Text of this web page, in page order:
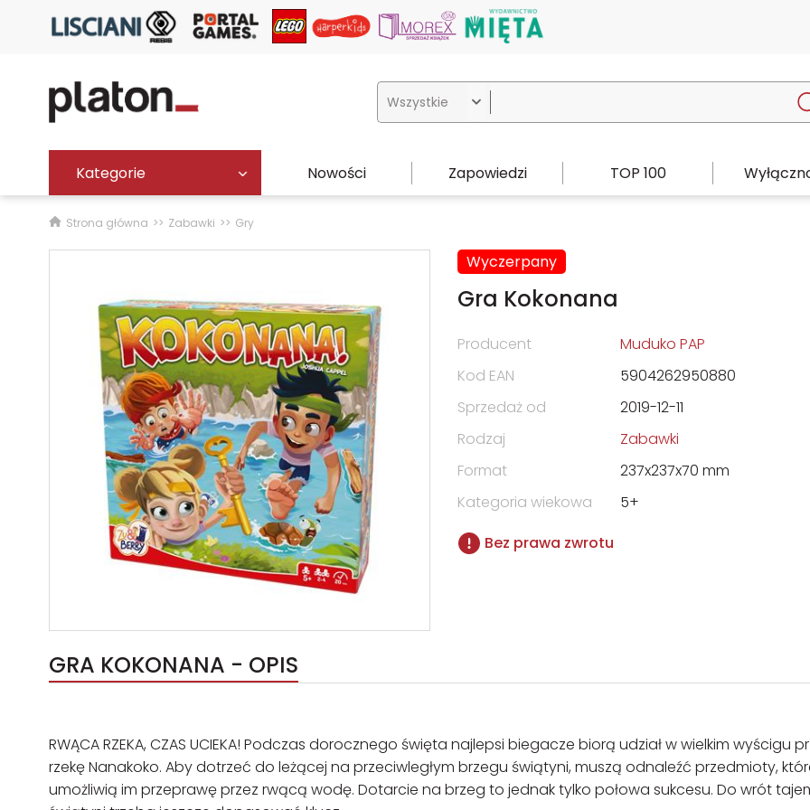

Kategorie Nowości Zapowiedzi TOP 100
Strona główna Zabawki Gry
Wyczerpany
Gra Kokonana
Producent
Muduko PAP
Kod EAN
5904262950880
Sprzedaż od
2019-12-11
Rodzaj
Zabawki
Format
237x237x70 mm
Kategoria wiekowa
5+
Bez prawa zwrotu
GRA KOKONANA - OPIS
RWĄCA RZEKA, CZAS UCIEKA! Podczas dorocznego święta najlepsi biegacze biorą udział w wielkim wyścigu
rzekę Nanakoko. Aby dotrzeć do leżącej na przeciwległym brzegu świątyni, muszą odnaleźć przedmioty,
umożliwią im przeprawę przez rwącą wodę. Dotarcie na brzeg to jednak tylko połowa sukcesu. Do wrót